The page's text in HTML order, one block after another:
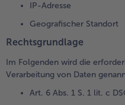
IP-Adresse
Geografischer Standort
Rechtsgrundlage
Im Folgenden wird die
Verarbeitung von Daten
Art. 6 Abs. 1 S. 1 lit. c